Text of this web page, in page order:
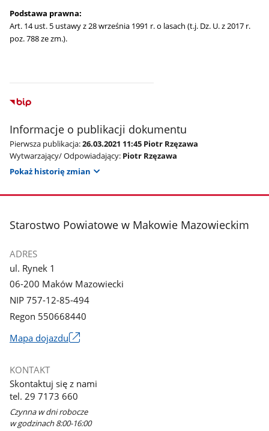
Podstawa prawna:
Art. 14 ust. 5 ustawy z 28 września 1991 r. o lasach (t.j. Dz. U. z 2017 r.
poz. 788 ze zm.).
Informacje o publikacji dokumentu
Pierwsza publikacja:26.03.2021 11:45 Piotr Rzęzawa
Wytwarzający/ Odpowiadający: Piotr Rzęzawa
Pokaż historię zmian
stopka
Starostwo Powiatowe w Makowie Mazowieckim
ADRES
ul. Rynek 1
06-200 Maków Mazowiecki
NIP 757-12-85-494
Regon 550668440
Mapa dojazduLink
nowym
oknie
KONTAKT
Skontaktuj się z nami
tel. 29 7173 660
Czynna w dni robocze
w godzinach 8:00-16:00